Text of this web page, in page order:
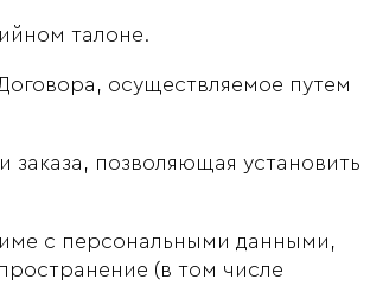
талоне.
осуществляемое путем
позволяющая установить
с персональными данными,
(в том числе